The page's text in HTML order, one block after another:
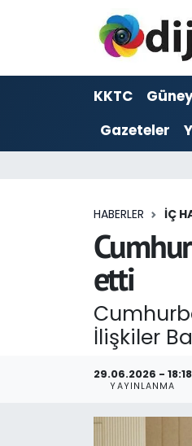
KKTC
Gazeteler
HABERLER İÇ
etti
İlişkiler
29.06.2026 - 18:18
YAYINLANMA
ADVERTORIAL
Dijigazete
Foto Galeri
Hava Durumu
Trafik Durumu
Son Dakika Haberleri
Haber Arşivi